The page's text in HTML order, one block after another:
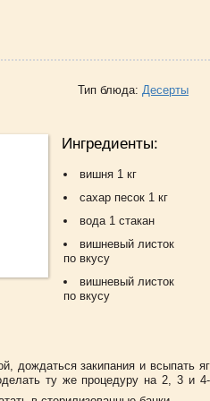
Тип блюда: Десерты
Ингредиенты:
вишня 1 кг
сахар песок 1 кг
вода 1 стакан
вишневый листок
по вкусу
вишневый листок
по вкусу
дождаться закипания и всыпать
ту же процедуру на 2, 3 и